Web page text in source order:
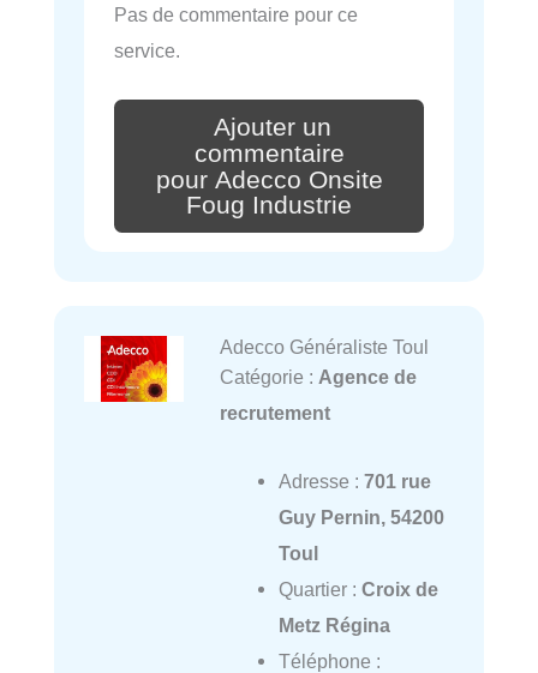
Pas de commentaire pour ce
service.
Ajouter un
commentaire
pour Adecco Onsite
Foug Industrie
Adecco Généraliste Toul
Catégorie : Agence de
recrutement
Adresse : 701 rue
Guy Pernin, 54200
Toul
Quartier : Croix de
Metz Régina
Téléphone :